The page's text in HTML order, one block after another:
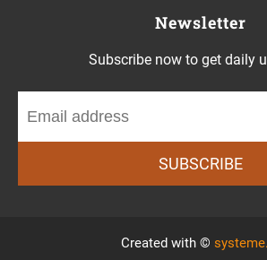
Newsletter
Subscribe now to get daily
SUBSCRIBE
Created with ©